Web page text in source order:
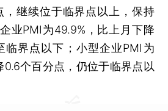
，继续位于临界点以上，保持
业PMI为49.9%，比上月下降
临界点以下；小型企业PMI为
0.6个百分点，仍位于临界点以